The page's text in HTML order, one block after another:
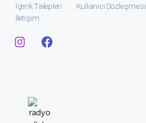
İçerik Talepleri
Kullanıcı Sözleşmesi
İletişim